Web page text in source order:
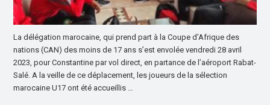
La délégation marocaine, qui prend part à la Coupe d’Afrique des
nations (CAN) des moins de 17 ans s’est envolée vendredi 28 avril
2023, pour Constantine par vol direct, en partance de l’aéroport Rabat-
Salé. A la veille de ce déplacement, les joueurs de la sélection
marocaine U17 ont été accueillis …